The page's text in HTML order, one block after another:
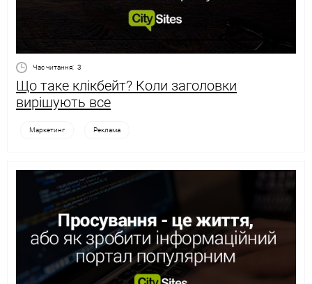
Час читання: 3
Що таке клікбейт? Коли заголовки
вирішують все
Маркетинг Реклама